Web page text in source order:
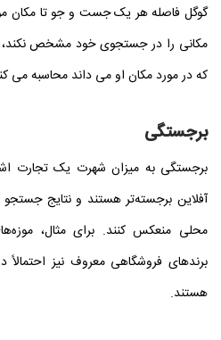
گوگل فاصله هر یک جست و جو تا مکان
مکانی را در جستجوی خود مشخص نکند،
که در مورد مکان او می داند محاسبه می
برجستگی
برجستگی به میزان شهرت یک تجارت
آفلاین برجسته‌تر هستند و نتایج
محلی منعکس کنند. برای مثال،
برندهای فروشگاهی معروف نیز
هستند.